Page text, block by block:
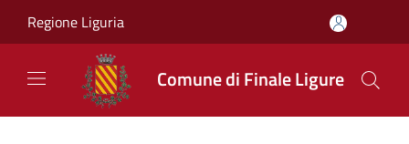
Regione Liguria
Comune di Finale Ligure